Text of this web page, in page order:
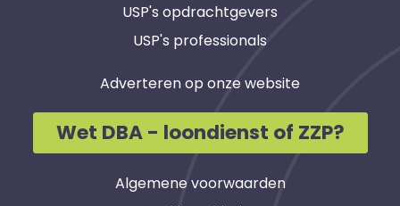
USP's opdrachtgevers
USP's professionals
Adverteren op onze website
Wet DBA - loondienst of ZZP?
Algemene voorwaarden